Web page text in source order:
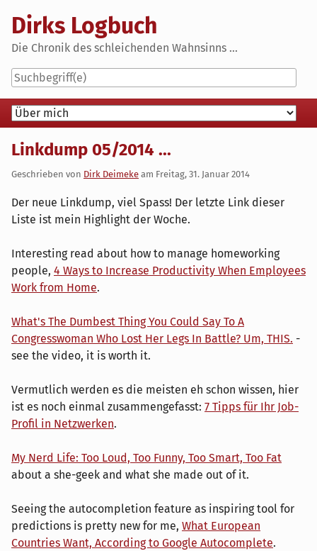
content
Dirks Logbuch
Die Chronik des schleichenden Wahnsinns ...
Navigation
Linkdump 05/2014 ...
Geschrieben von Dirk Deimeke am Freitag, 31. Januar 2014
Der neue Linkdump, viel Spass! Der letzte Link dieser
Liste ist mein Highlight der Woche.
Interesting read about how to manage homeworking
people, 4 Ways to Increase Productivity When Employees
Work from Home.
What's The Dumbest Thing You Could Say To A
Congresswoman Who Lost Her Legs In Battle? Um, THIS. -
see the video, it is worth it.
Vermutlich werden es die meisten eh schon wissen, hier
ist es noch einmal zusammengefasst: 7 Tipps für Ihr Job-
Profil in Netzwerken.
My Nerd Life: Too Loud, Too Funny, Too Smart, Too Fat
about a she-geek and what she made out of it.
Seeing the autocompletion feature as inspiring tool for
predictions is pretty new for me, What European
Countries Want, According to Google Autocomplete.